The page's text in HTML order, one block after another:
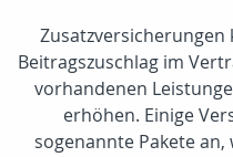
Zusatzversicherungen
Beitragszuschlag im
vorhandenen
erhöhen. Einige
sogenannte Pakete